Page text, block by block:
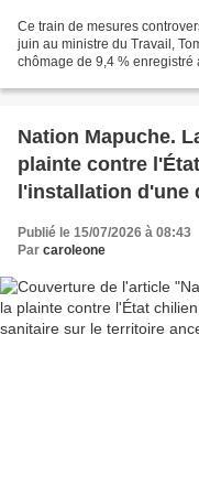
Ce train de mesures
juin au ministre du Travail,
chômage de 9,4 % enregistré
Nation Mapuche.
plainte contre
l'installation d'une
Publié le 15/07/2026 à 08:43
Par caroleone